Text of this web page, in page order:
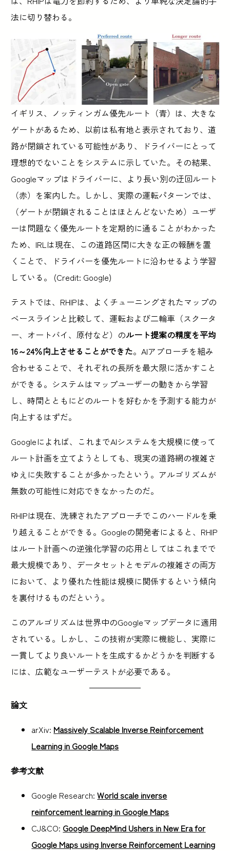
法に切り替わる。
イギリス、ノッティンガム優先ルート（青）は、大きな
ゲートがあるため、以前は私有地と表示されており、道
路が閉鎖されている可能性があり、ドライバーにとって
理想的でないことをシステムに示していた。その結果、
Googleマップはドライバーに、より長い別の迂回ルート
（赤）を案内した。しかし、実際の運転パターンでは、
（ゲートが閉鎖されることはほとんどないため）ユーザ
ーは問題なく優先ルートを定期的に通ることがわかった
ため、IRLは現在、この道路区間に大きな正の報酬を置
くことで、ドライバーを優先ルートに沿わせるよう学習
している。 (Credit: Google)
テストでは、RHIPは、よくチューニングされたマップの
ベースラインと比較して、運転および二輪車（スクータ
ー、オートバイ、原付など）のルート提案の精度を平均
16～24％向上させることができた。AIアプローチを組み
合わせることで、それぞれの長所を最大限に活かすこと
ができる。システムはマップユーザーの動きから学習
し、時間とともにどのルートを好むかを予測する能力が
向上するはずだ。
Googleによれば、これまでAIシステムを大規模に使って
ルート計画を立てようとしても、現実の道路網の複雑さ
ゆえに失敗することが多かったという。アルゴリズムが
無数の可能性に対応できなかったのだ。
RHIPは現在、洗練されたアプローチでこのハードルを乗
り越えることができる。Googleの開発者によると、RHIP
はルート計画への逆強化学習の応用としてはこれまでで
最大規模であり、データセットとモデルの複雑さの両方
において、より優れた性能は規模に関係するという傾向
を裏付けるものだという。
このアルゴリズムは世界中のGoogleマップデータに適用
されている。しかし、この技術が実際に機能し、実際に
一貫してより良いルートを生成するかどうかを判断する
には、広範なユーザーテストが必要である。
論文
arXiv: Massively Scalable Inverse Reinforcement
Learning in Google Maps
参考文献
Google Research:World scale inverse
reinforcement learning in Google Maps
CJ&CO: Google DeepMind Ushers in New Era for
Google Maps using Inverse Reinforcement Learning